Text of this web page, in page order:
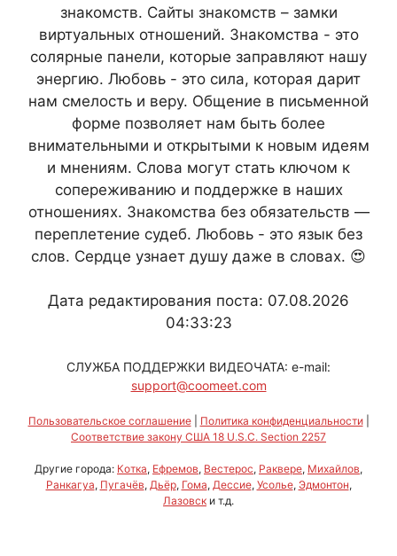
знакомств. Сайты знакомств – замки
виртуальных отношений. Знакомства - это
солярные панели, которые заправляют нашу
энергию. Любовь - это сила, которая дарит
нам смелость и веру. Общение в письменной
форме позволяет нам быть более
внимательными и открытыми к новым идеям
и мнениям. Слова могут стать ключом к
сопереживанию и поддержке в наших
отношениях. Знакомства без обязательств —
переплетение судеб. Любовь - это язык без
слов. Сердце узнает душу даже в словах. 😍
Дата редактирования поста: 07.08.2026
04:33:23
СЛУЖБА ПОДДЕРЖКИ ВИДЕОЧАТА: e-mail:
support@coomeet.com
Пользовательское соглашение| Политика конфиденциальности|
Соответствие закону США 18 U.S.C. Section 2257
Другие города: Котка, Ефремов, Вестерос, Раквере, Михайлов,
Ранкагуа, Пугачёв, Дьёр, Гома, Дессие, Усолье, Эдмонтон,
Лазовск и т.д.